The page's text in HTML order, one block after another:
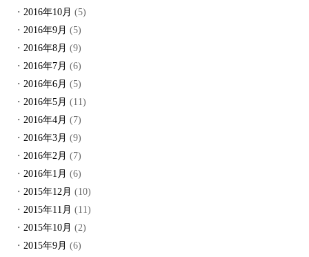
2016年10月 (5)
2016年9月 (5)
2016年8月 (9)
2016年7月 (6)
2016年6月 (5)
2016年5月 (11)
2016年4月 (7)
2016年3月 (9)
2016年2月 (7)
2016年1月 (6)
2015年12月 (10)
2015年11月 (11)
2015年10月 (2)
2015年9月 (6)